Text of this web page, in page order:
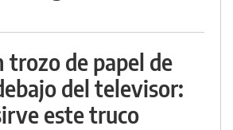
trozo de papel de
del televisor:
este truco